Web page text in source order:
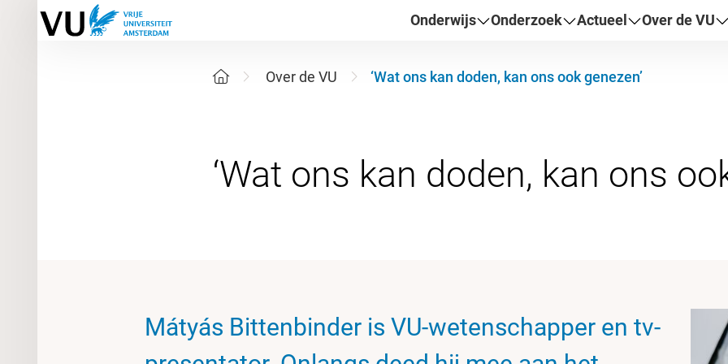
Onderwijs Onderzoek Actueel Over de VU
Over de VU ‘Wat ons kan doden, kan ons ook genezen’
Mátyás Bittenbinder is VU-wetenschapper en tv-